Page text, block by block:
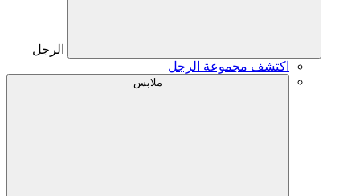
الرجل
اكتشف مجموعة الرجل
ملابس